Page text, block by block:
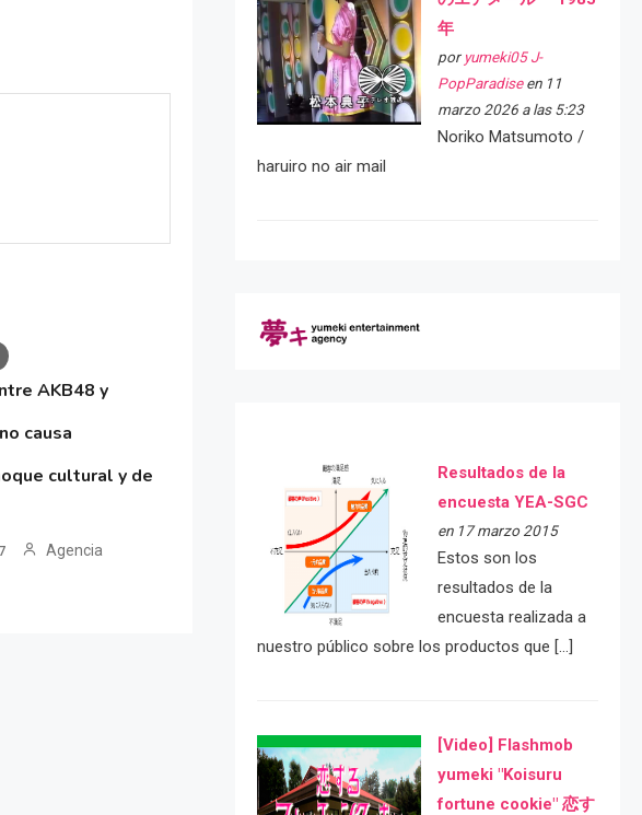
AKB48 y
causa
cultural y de
Agencia
年
por yumeki05 J-
PopParadiseen 11
marzo 2026 a las 5:23
Noriko Matsumoto /
haruiro no air mail
Resultados de la
encuesta YEA-SGC
en 17 marzo 2015
Estos son los
resultados de la
encuesta realizada a
nuestro público sobre los productos que […]
[Video] Flashmob
yumeki "Koisuru
fortune cookie" 恋す